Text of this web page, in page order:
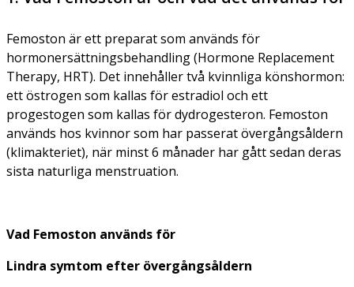
Femoston är ett preparat som används för
hormonersättningsbehandling (Hormone Replacement
Therapy, HRT). Det innehåller två kvinnliga könshormon:
ett östrogen som kallas för estradiol och ett
progestogen som kallas för dydrogesteron. Femoston
används hos kvinnor som har passerat övergångsåldern
(klimakteriet), när minst 6 månader har gått sedan deras
sista naturliga menstruation.
Vad Femoston används för
Lindra symtom efter övergångsåldern